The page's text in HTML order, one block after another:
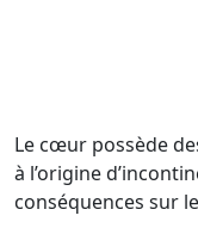
Le cœur possède
à l’origine
conséquences sur